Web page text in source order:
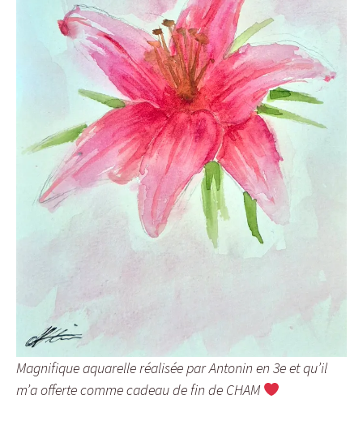
Magnifique aquarelle réalisée par Antonin en 3e et qu’il
m’a offerte comme cadeau de fin de CHAM